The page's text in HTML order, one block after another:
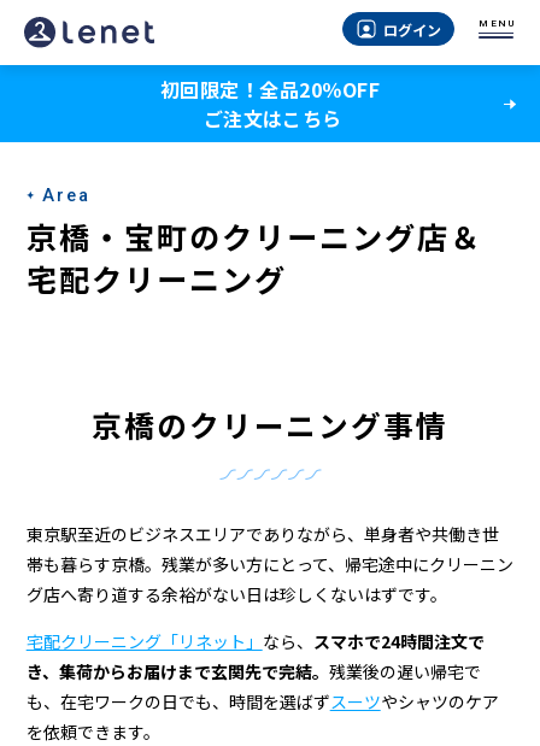
京
橋・
町
の
ク
リ
＆
宅
配
ク
リ
ログイン MENU
初回限定！全品20％OFF
ご注文はこちら
Area
京橋・宝町のクリーニング店＆
宅配クリーニング
京橋のクリーニング事情
東京駅至近のビジネスエリアでありながら、単身者や共働き世
帯も暮らす京橋。残業が多い方にとって、帰宅途中にクリーニン
グ店へ寄り道する余裕がない日は珍しくないはずです。
宅配クリーニング「リネット」 なら、 スマホで24時間注文で
き、集荷からお届けまで玄関先で完結。 残業後の遅い帰宅で
も、在宅ワークの日でも、時間を選ばずスーツやシャツのケア
を依頼できます。